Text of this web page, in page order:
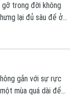
trong đời không
lại đủ sâu để ở
của ai đó.
gắn với sự rực
mùa quá dài để